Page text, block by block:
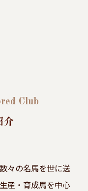
Club
介
数々の名馬を世に送
生産・育成馬を中心